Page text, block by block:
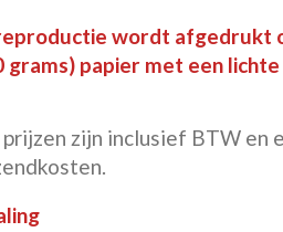
wordt afgedrukt
grams) papier met een
zijn inclusief BTW en